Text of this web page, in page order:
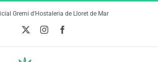
Gremi d'Hostaleria de Lloret de Mar
Instagram